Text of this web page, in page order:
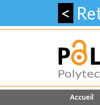
<
Accueil